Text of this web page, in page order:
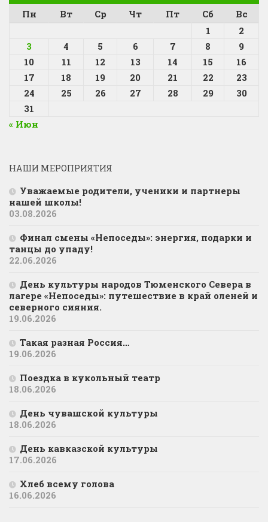
Пн Вт Ср Чт Пт Сб
Вс
1
2
3
4 5 6 7 8
9
10
11 12 13 14 15
16
17
18 19 20 21 22
23
24
25 26 27 28 29
30
31
« Июн
НАШИ МЕРОПРИЯТИЯ
Уважаемые родители, ученики и партнеры
нашей школы!
03.08.2026
Финал смены «Непоседы»: энергия, подарки и
танцы до упаду!
22.06.2026
День культуры народов Тюменского Севера в
лагере «Непоседы»: путешествие в край оленей и
северного сияния.
19.06.2026
Такая разная Россия…
19.06.2026
Поездка в кукольный театр
18.06.2026
День чувашской культуры
18.06.2026
День кавказской культуры
17.06.2026
Хлеб всему голова
16.06.2026